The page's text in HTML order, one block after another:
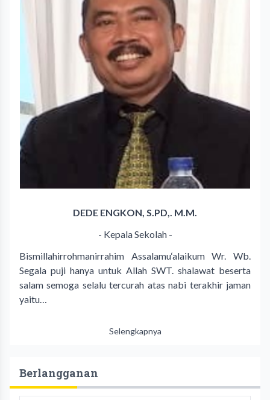
DEDE ENGKON, S.PD,. M.M.
- Kepala Sekolah -
Bismillahirrohmanirrahim Assalamu‘alaikum Wr. Wb.
Segala puji hanya untuk Allah SWT. shalawat beserta
salam semoga selalu tercurah atas nabi terakhir jaman
yaitu…
Selengkapnya
Berlangganan